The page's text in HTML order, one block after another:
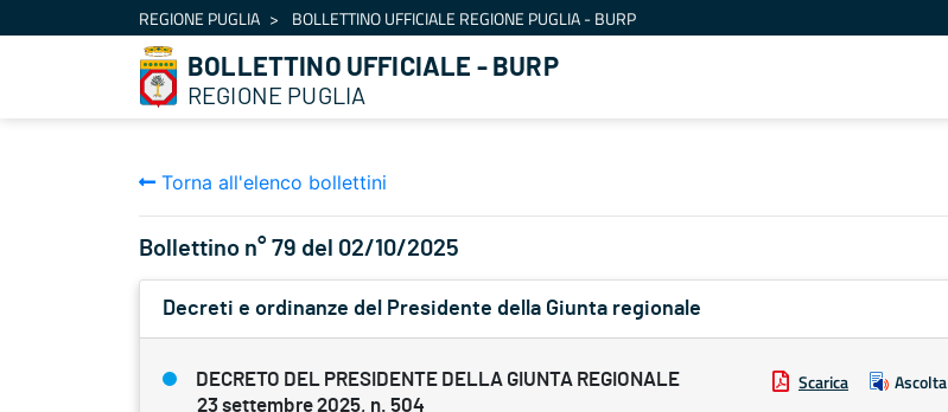
Salta al contenutoREGIONE PUGLIA BOLLETTINO UFFICIALE REGIONE PUGLIA - BURP
BOLLETTINO UFFICIALE - BURP
REGIONE PUGLIA
Torna all'elenco bollettini
Bollettino n° 79 del 02/10/2025
Decreti e ordinanze del Presidente della Giunta regionale
DECRETO DEL PRESIDENTE DELLA GIUNTA REGIONALE
23 settembre 2025, n. 504
Scarica Ascolta